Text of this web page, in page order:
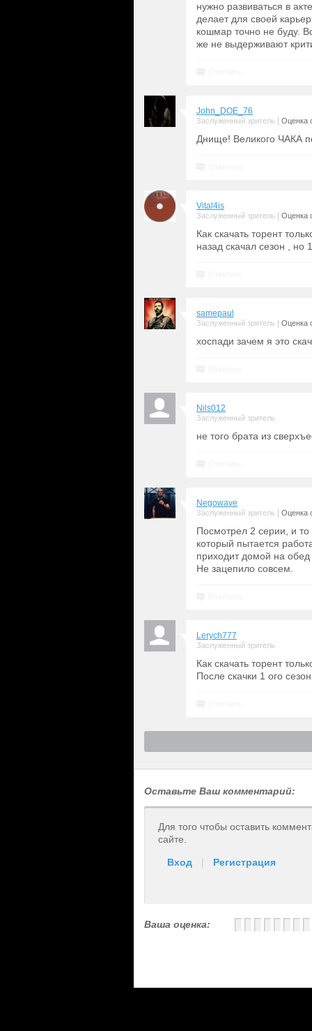
нужно развиваться в
делает для своей
кошмар точно не буду.
же не выдерживают
John_DOE_76
Заслуженный зритель Оценка
Днище! Великого ЧАКА
Vital4is
Заслуженный зритель Оценка
Как скачать торент
назад скачал сезон , но
samepaul
Заслуженный зритель Оценка
хоспади зачем я это
Nils012
Заслуженный зритель
не того брата из
Negowave
Заслуженный зритель Оценка
Посмотрел 2 серии, и
который пытается
приходит домой на обед
Не зацепило совсем.
Lerych777
Заслуженный зритель
Как скачать торент
После скачки 1 ого
Оставьте Ваш комментарий:
Для того чтобы оставить
сайте.
Вход | Регистрация
Ваша оценка: